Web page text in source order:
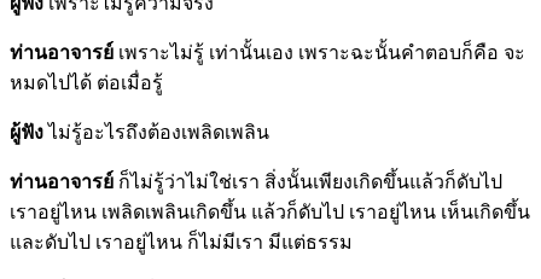
ท่านอาจารย์ เพราะไม่รู้ เท่านั้นเอง เพราะฉะนั้นคำตอบก็คือ จะ
หมดไปได้ ต่อเมื่อรู้
ผู้ฟังไม่รู้อะไรถึงต้องเพลิดเพลิน
ท่านอาจารย์ ก็ไม่รู้ว่าไม่ใช่เรา สิ่งนั้นเพียงเกิดขึ้นแล้วก็ดับไป
เราอยู่ไหน เพลิดเพลินเกิดขึ้น แล้วก็ดับไป เราอยู่ไหน เห็นเกิดขึ้น
และดับไป เราอยู่ไหน ก็ไม่มีเรา มีแต่ธรรม